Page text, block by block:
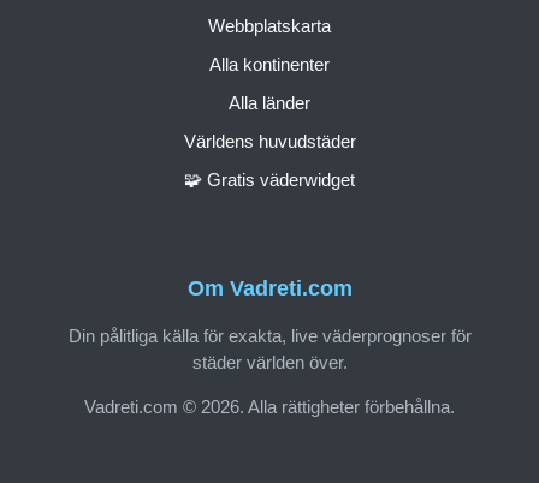
Om Vadreti.com
Din pålitliga källa för exakta, live väderprognoser för
städer världen över.
Vadreti.com © 2026. Alla rättigheter förbehållna.
Webbplatskarta
Alla kontinenter
Alla länder
Världens huvudstäder
🧩 Gratis väderwidget